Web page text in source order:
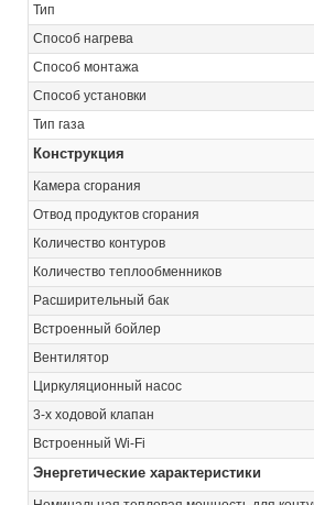
Тип
Способ нагрева
Способ монтажа
Способ установки
Тип газа
Конструкция
Камера сгорания
Отвод продуктов сгорания
Количество контуров
Количество теплообменников
Расширительный бак
Встроенный бойлер
Вентилятор
Циркуляционный насос
3-х ходовой клапан
Встроенный Wi-Fi
Энергетические характеристики